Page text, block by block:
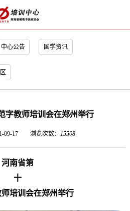
中心公告 国学资讯
字教师培训会在郑州举行
09-17 浏览次数： 15508
河南省第
十
培训会在郑州举行